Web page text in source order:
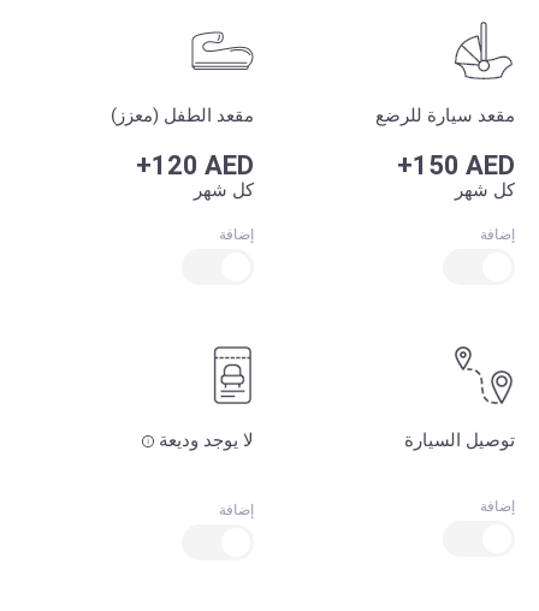
مقعد سيارة للرضع
+150 AED
كل شهر
إضافة
مقعد الطفل (معزز)
+120 AED
كل شهر
إضافة
توصيل السيارة
إضافة
لا يوجد وديعة
إضافة